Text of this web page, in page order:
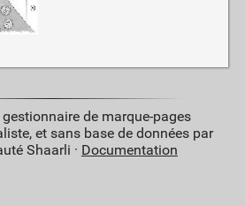
gestionnaire de marque-pages
et sans base de données par
Shaarli · Documentation